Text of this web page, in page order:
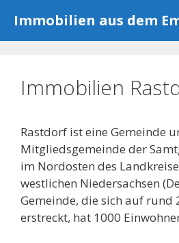
Inhalt
springen
Immobilien aus dem
Immobilien
Rastdorf ist eine Gemeinde
Mitgliedsgemeinde der
im Nordosten des
westlichen Niedersachsen
Gemeinde, die sich auf rund
erstreckt, hat 1000